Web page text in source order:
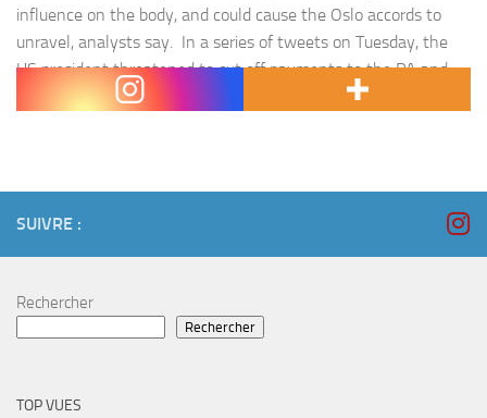
influence on the body, and could cause the Oslo accords to
unravel, analysts say. In a series of tweets on Tuesday, the
US president threatened to cut off payments to the PA and
accused its leaders of…
SUIVRE :
Rechercher
Rechercher
TOP VUES